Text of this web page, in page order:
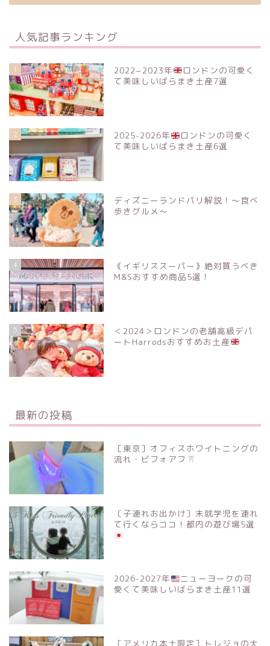
人気記事ランキング
1 2022−2023年
ロンドンの可愛く
て美味しいばらまき土産7選
2 2025-2026年
ロンドンの可愛く
て美味しいばらまき土産6選
3
ディズニーランドパリ解説！〜食べ
歩きグルメ〜
4
｟イギリススーパー｠絶対買うべき
M&Sおすすめ商品5選！
5
＜2024＞ロンドンの老舗高級デパ
ートHarrodsおすすめお土産
最新の投稿
［東京］オフィスホワイトニングの
流れ・ビフォアフ
〔子連れお出かけ〕未就学児を連れ
て行くならココ！都内の遊び場5選
2026-2027年
ニューヨークの可
愛くて美味しいばらまき土産11選
［アメリカ本土限定］トレジョの大